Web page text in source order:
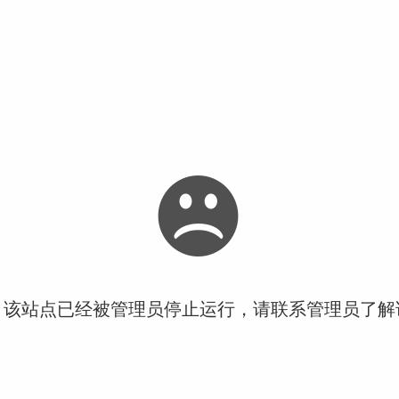
站点已经被管理员停止运行，请联系管理员了